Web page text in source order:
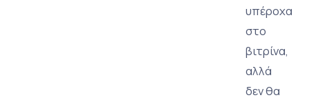
υπέροχα
στο
βιτρίνα,
αλλά
δεν θα